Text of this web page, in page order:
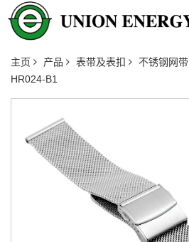
主页 产品 表带及表扣 不锈钢网带
HR024-B1